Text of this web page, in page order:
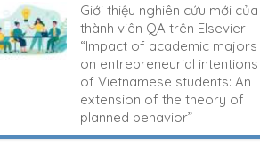
Giới thiệu nghiên cứu mới của
thành viên QA trên Elsevier
“Impact of academic majors
on entrepreneurial intentions
of Vietnamese students: An
extension of the theory of
planned behavior”